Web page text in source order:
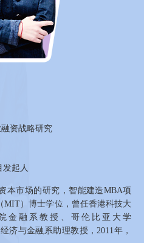
资战略研究
发起人
本市场的研究，智能建造MBA项
MIT）博士学位，曾任香港科技大
金融系教授、哥伦比亚大学
济与金融系助理教授，2011年，